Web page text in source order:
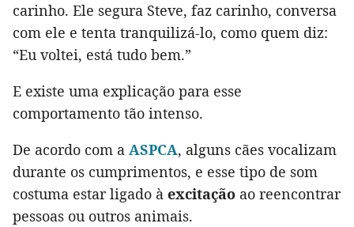
carinho. Ele segura Steve, faz carinho, conversa
com ele e tenta tranquilizá-lo, como quem diz:
“Eu voltei, está tudo bem.”
E existe uma explicação para esse
comportamento tão intenso.
De acordo com a ASPCA, alguns cães vocalizam
durante os cumprimentos, e esse tipo de som
costuma estar ligado à excitação ao reencontrar
pessoas ou outros animais.